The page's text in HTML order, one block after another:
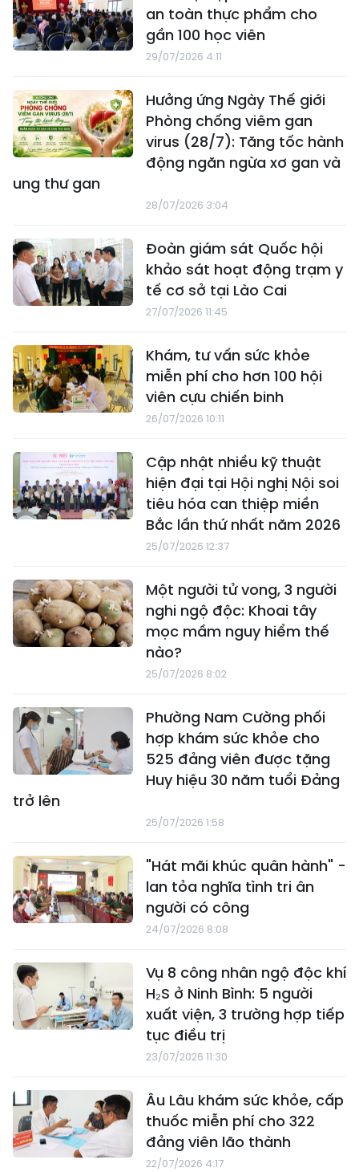
an toàn thực phẩm cho
gần 100 học viên
29/07/2026 4:11
Hưởng ứng Ngày Thế giới
Phòng chống viêm gan
virus (28/7): Tăng tốc hành
động ngăn ngừa xơ gan và
ung thư gan
28/07/2026 3:04
Đoàn giám sát Quốc hội
khảo sát hoạt động trạm y
tế cơ sở tại Lào Cai
27/07/2026 11:45
Khám, tư vấn sức khỏe
miễn phí cho hơn 100 hội
viên cựu chiến binh
26/07/2026 10:11
Cập nhật nhiều kỹ thuật
hiện đại tại Hội nghị Nội soi
tiêu hóa can thiệp miền
Bắc lần thứ nhất năm 2026
25/07/2026 12:37
Một người tử vong, 3 người
nghi ngộ độc: Khoai tây
mọc mầm nguy hiểm thế
nào?
25/07/2026 8:02
Phường Nam Cường phối
hợp khám sức khỏe cho
525 đảng viên được tặng
Huy hiệu 30 năm tuổi Đảng
trở lên
25/07/2026 1:58
"Hát mãi khúc quân hành" -
lan tỏa nghĩa tình tri ân
người có công
24/07/2026 8:08
Vụ 8 công nhân ngộ độc khí
H₂S ở Ninh Bình: 5 người
xuất viện, 3 trường hợp tiếp
tục điều trị
23/07/2026 11:30
Âu Lâu khám sức khỏe, cấp
thuốc miễn phí cho 322
đảng viên lão thành
22/07/2026 4:17